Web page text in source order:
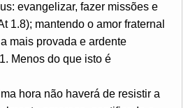
evangelizar, fazer missões e
1.8); mantendo o amor fraternal
mais provada e ardente
Menos do que isto é
hora não haverá de resistir a